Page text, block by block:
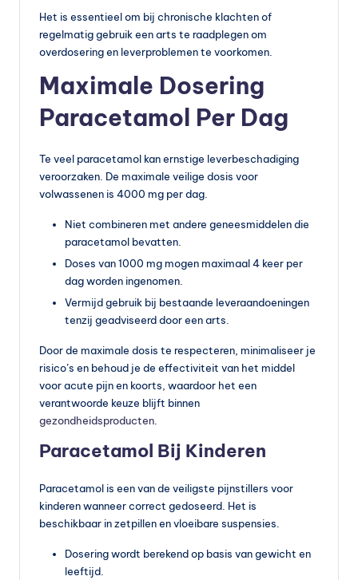
Het is essentieel om bij chronische klachten of
regelmatig gebruik een arts te raadplegen om
overdosering en leverproblemen te voorkomen.
Maximale Dosering
Paracetamol Per Dag
Te veel paracetamol kan ernstige leverbeschadiging
veroorzaken. De maximale veilige dosis voor
volwassenen is 4000 mg per dag.
Niet combineren met andere geneesmiddelen die
paracetamol bevatten.
Doses van 1000 mg mogen maximaal 4 keer per
dag worden ingenomen.
Vermijd gebruik bij bestaande leveraandoeningen
tenzij geadviseerd door een arts.
Door de maximale dosis te respecteren, minimaliseer je
risico’s en behoud je de effectiviteit van het middel
voor acute pijn en koorts, waardoor het een
verantwoorde keuze blijft binnen
gezondheidsproducten
Paracetamol Bij Kinderen
Paracetamol is een van de veiligste pijnstillers voor
kinderen wanneer correct gedoseerd. Het is
beschikbaar in zetpillen en vloeibare suspensies.
Dosering wordt berekend op basis van gewicht en
leeftijd.